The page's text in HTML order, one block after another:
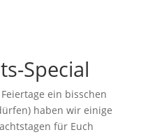
Special
ein bisschen
haben wir einige
für Euch